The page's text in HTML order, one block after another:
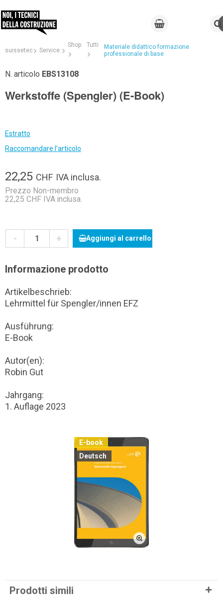
suissetec Service
Shop Tutti
Materiale didattico formazione
professionale di base
N. articolo EBS13108
Werkstoffe (Spengler) (E-Book)
Estratto
Raccomandare l'articolo
22,25 CHF IVA inclusa.
Prezzo Non-membro
22,25 CHF IVA inclusa.
- + Aggiungi al carrello
Informazione prodotto
Artikelbeschrieb:
Lehrmittel für Spengler/innen EFZ
Ausführung:
E-Book
Autor(en):
Robin Gut
Jahrgang:
1. Auflage 2023
E-book
Deutsch
Prodotti simili